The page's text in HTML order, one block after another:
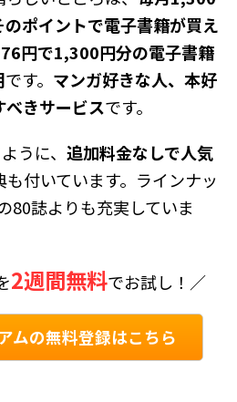
ポイントで電子書籍が買え
円で1,300円分の電子書籍
です。 マンガ好きな人、本好
べきサービスです。
うに、 追加料金なしで人気
も付いています。ラインナッ
80誌よりも充実していま
2週間無料でお試し！／
ムの無料登録はこちら